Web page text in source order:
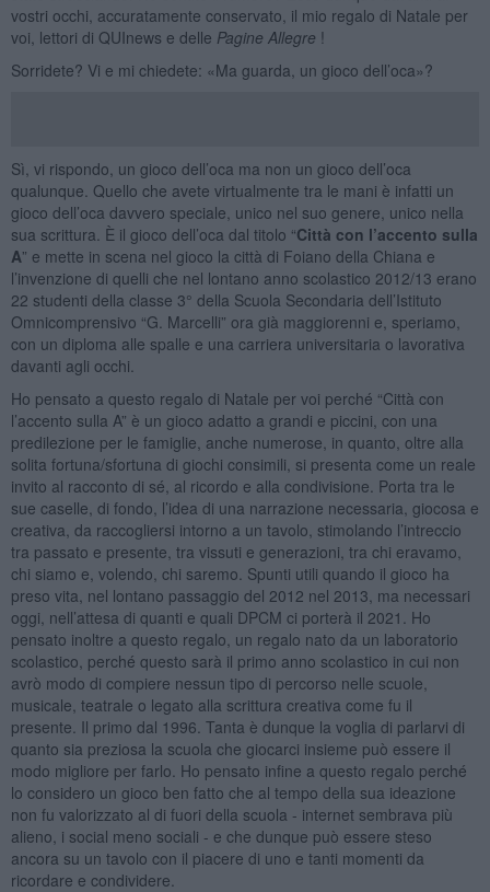
vostri occhi, accuratamente conservato, il mio regalo di Natale per
voi, lettori di QUInews e delle Pagine Allegre !
Sorridete? Vi e mi chiedete: «Ma guarda, un gioco dell’oca»?
Sì, vi rispondo, un gioco dell’oca ma non un gioco dell’oca
qualunque. Quello che avete virtualmente tra le mani è infatti un
gioco dell’oca davvero speciale, unico nel suo genere, unico nella
sua scrittura. È il gioco dell’oca dal titolo “Città con l’accento sulla
A” e mette in scena nel gioco la città di Foiano della Chiana e
l’invenzione di quelli che nel lontano anno scolastico 2012/13 erano
22 studenti della classe 3° della Scuola Secondaria dell’Istituto
Omnicomprensivo “G. Marcelli” ora già maggiorenni e, speriamo,
con un diploma alle spalle e una carriera universitaria o lavorativa
davanti agli occhi.
Ho pensato a questo regalo di Natale per voi perché “Città con
l’accento sulla A” è un gioco adatto a grandi e piccini, con una
predilezione per le famiglie, anche numerose, in quanto, oltre alla
solita fortuna/sfortuna di giochi consimili, si presenta come un reale
invito al racconto di sé, al ricordo e alla condivisione. Porta tra le
sue caselle, di fondo, l’idea di una narrazione necessaria, giocosa e
creativa, da raccogliersi intorno a un tavolo, stimolando l’intreccio
tra passato e presente, tra vissuti e generazioni, tra chi eravamo,
chi siamo e, volendo, chi saremo. Spunti utili quando il gioco ha
preso vita, nel lontano passaggio del 2012 nel 2013, ma necessari
oggi, nell’attesa di quanti e quali DPCM ci porterà il 2021. Ho
pensato inoltre a questo regalo, un regalo nato da un laboratorio
scolastico, perché questo sarà il primo anno scolastico in cui non
avrò modo di compiere nessun tipo di percorso nelle scuole,
musicale, teatrale o legato alla scrittura creativa come fu il
presente. Il primo dal 1996. Tanta è dunque la voglia di parlarvi di
quanto sia preziosa la scuola che giocarci insieme può essere il
modo migliore per farlo. Ho pensato infine a questo regalo perché
lo considero un gioco ben fatto che al tempo della sua ideazione
non fu valorizzato al di fuori della scuola - internet sembrava più
alieno, i social meno sociali - e che dunque può essere steso
ancora su un tavolo con il piacere di uno e tanti momenti da
ricordare e condividere.